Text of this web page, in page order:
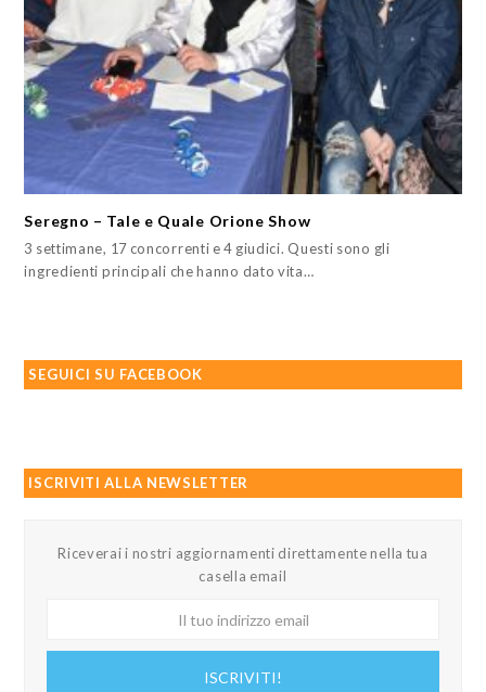
Seregno – Tale e Quale Orione Show
3 settimane, 17 concorrenti e 4 giudici. Questi sono gli
ingredienti principali che hanno dato vita…
SEGUICI SU FACEBOOK
ISCRIVITI ALLA NEWSLETTER
Riceverai i nostri aggiornamenti direttamente nella tua
casella email
ISCRIVITI!